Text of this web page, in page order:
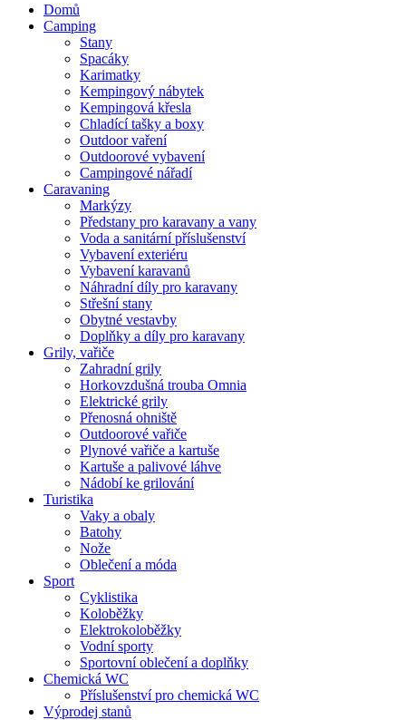
Domů
Camping
Stany
Spacáky
Karimatky
Kempingový nábytek
Kempingová křesla
Chladící tašky a boxy
Outdoor vaření
Outdoorové vybavení
Campingové nářadí
Caravaning
Markýzy
Předstany pro karavany a vany
Voda a sanitární příslušenství
Vybavení exteriéru
Vybavení karavanů
Náhradní díly pro karavany
Střešní stany
Obytné vestavby
Doplňky a díly pro karavany
Grily, vařiče
Zahradní grily
Horkovzdušná trouba Omnia
Elektrické grily
Přenosná ohniště
Outdoorové vařiče
Plynové vařiče a kartuše
Kartuše a palivové láhve
Nádobí ke grilování
Turistika
Vaky a obaly
Batohy
Nože
Oblečení a móda
Sport
Cyklistika
Koloběžky
Elektrokoloběžky
Vodní sporty
Sportovní oblečení a doplňky
Chemická WC
Příslušenství pro chemická WC
Výprodej stanů